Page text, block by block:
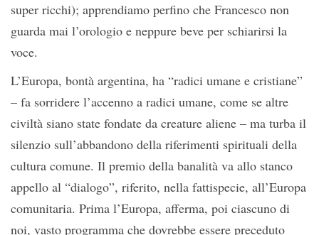
super ricchi); apprendiamo perfino che Francesco non
guarda mai l’orologio e neppure beve per schiarirsi la
voce.
L’Europa, bontà argentina, ha “radici umane e cristiane”
– fa sorridere l’accenno a radici umane, come se altre
civiltà siano state fondate da creature aliene – ma turba il
silenzio sull’abbandono della riferimenti spirituali della
cultura comune. Il premio della banalità va allo stanco
appello al “dialogo”, riferito, nella fattispecie, all’Europa
comunitaria. Prima l’Europa, afferma, poi ciascuno di
noi, vasto programma che dovrebbe essere preceduto